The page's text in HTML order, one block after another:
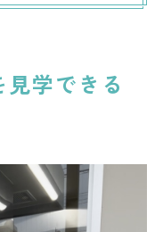
学できる